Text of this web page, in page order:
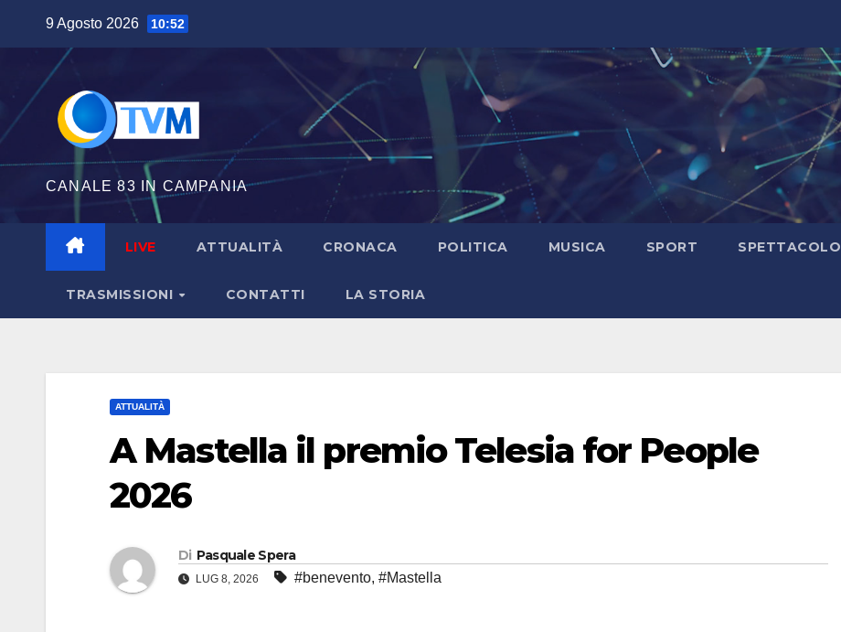
contenuto
9 Agosto 2026 10:52
CANALE 83 IN CAMPANIA
LIVE ATTUALITÀ CRONACA POLITICA MUSICA SPORT SPETTACOLO
TRASMISSIONI CONTATTI LA STORIA
ATTUALITÀ
A Mastella il premio Telesia for People
2026
Di Pasquale Spera
LUG 8, 2026 #benevento, #Mastella